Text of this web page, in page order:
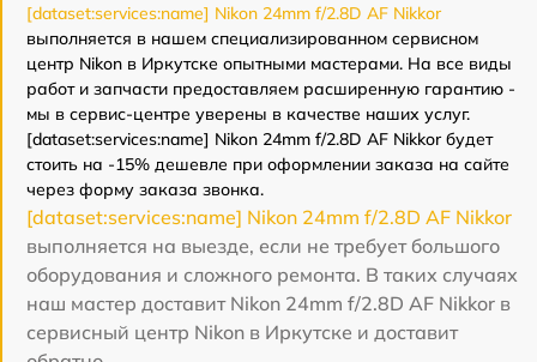
[dataset:services:name] Nikon 24mm f/2.8D AF Nikkor
выполняется в нашем специализированном сервисном
центр Nikon в Иркутске опытными мастерами. На все виды
работ и запчасти предоставляем расширенную гарантию -
мы в сервис-центре уверены в качестве наших услуг.
[dataset:services:name] Nikon 24mm f/2.8D AF Nikkor будет
стоить на -15% дешевле при оформлении заказа на сайте
через форму заказа звонка.
[dataset:services:name] Nikon 24mm f/2.8D AF Nikkor
выполняется на выезде, если не требует большого
оборудования и сложного ремонта. В таких случаях
наш мастер доставит Nikon 24mm f/2.8D AF Nikkor в
сервисный центр Nikon в Иркутске и доставит